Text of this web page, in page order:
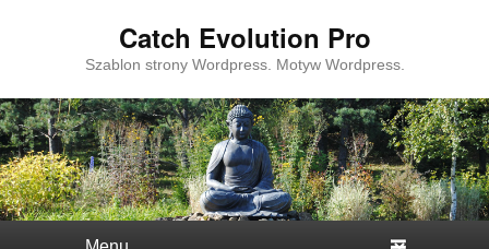
Catch Evolution Pro
Szablon strony Wordpress. Motyw Wordpress.